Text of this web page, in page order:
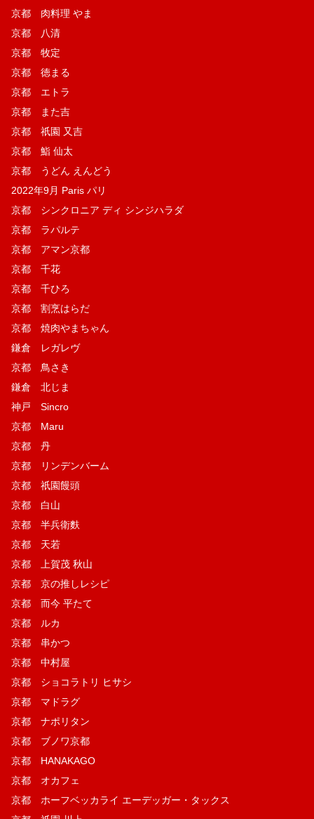
京都 肉料理 やま
京都 八清
京都 牧定
京都 徳まる
京都 エトラ
京都 また吉
京都 祇園 又吉
京都 鮨 仙太
京都 うどん えんどう
2022年9月 Paris パリ
京都 シンクロニア ディ シンジハラダ
京都 ラパルテ
京都 アマン京都
京都 千花
京都 千ひろ
京都 割烹はらだ
京都 焼肉やまちゃん
鎌倉 レガレヴ
京都 鳥さき
鎌倉 北じま
神戸 Sincro
京都 Maru
京都 丹
京都 リンデンバーム
京都 祇園饅頭
京都 白山
京都 半兵衛麩
京都 天若
京都 上賀茂 秋山
京都 京の推しレシピ
京都 而今 平たて
京都 ルカ
京都 串かつ
京都 中村屋
京都 ショコラトリ ヒサシ
京都 マドラグ
京都 ナポリタン
京都 ブノワ京都
京都 HANAKAGO
京都 オカフェ
京都 ホーフベッカライ エーデッガー・タックス